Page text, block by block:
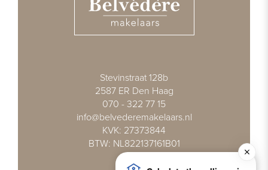
Stevinstraat 128b
2587 ER Den Haag
070 - 322 77 15
info@belvederemakelaars.nl
KVK: 27373844
BTW: NL822137161B01